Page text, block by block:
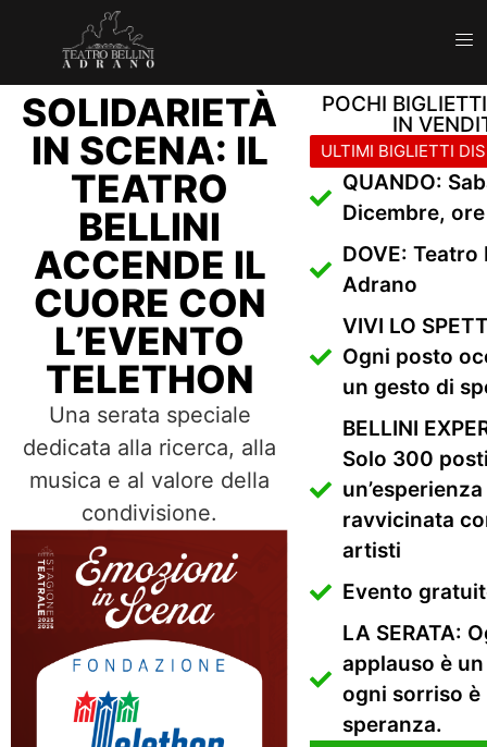
SOLIDARIETÀ
IN SCENA: IL
TEATRO
BELLINI
ACCENDE IL
CUORE CON
L’EVENTO
TELETHON
Una serata speciale
dedicata alla ricerca, alla
musica e al valore della
condivisione.
POCHI
IN
QUANDO:
Dicembre,
DOVE: Teatro
Adrano
VIVI LO
Ogni posto
un gesto di
BELLINI
Solo 300
ravvicinata
artisti
Evento
LA SERATA:
applauso è
ogni sorriso è
speranza.